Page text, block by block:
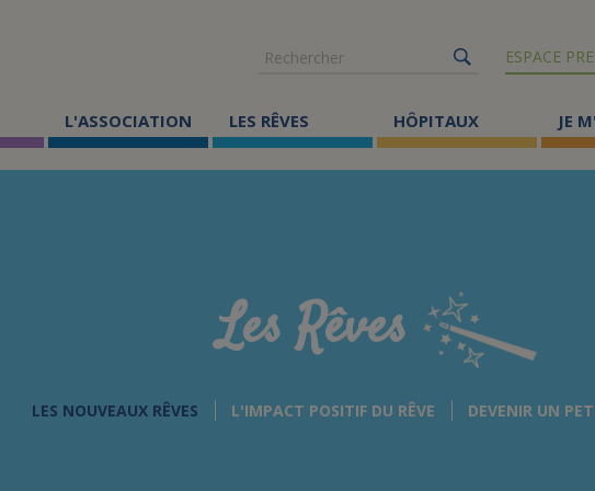
Rechercher
ESPACE
L'ASSOCIATION LES RÊVES HÔPITAUX JE
Les Rêves
LES NOUVEAUX RÊVES L'IMPACT POSITIF DU RÊVE DEVENIR UN